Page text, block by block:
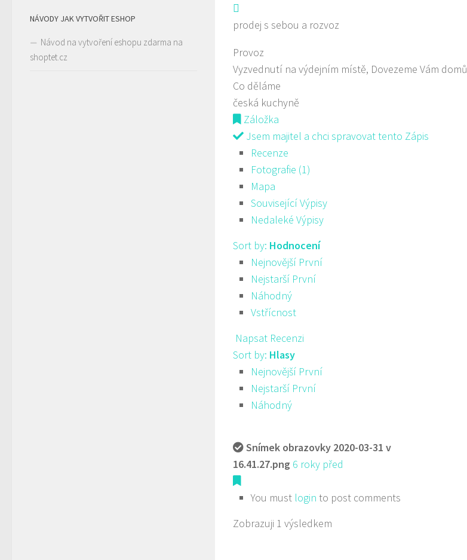
prodej s sebou a rozvoz
Provoz
Vyzvednutí na výdejním místě, Dovezeme Vám domů
Co děláme
česká kuchyně
Záložka
Jsem majitel a chci spravovat tento Zápis
Recenze
Fotografie (1)
Mapa
Související Výpisy
Nedaleké Výpisy
Sort by: Hodnocení
Nejnovější První
Nejstarší První
Náhodný
Vstřícnost
Napsat Recenzi
Sort by: Hlasy
Nejnovější První
Nejstarší První
Náhodný
Snímek obrazovky 2020-03-31 v
16.41.27.png 6 roky před
You must login to post comments
Zobrazuji 1 výsledkem
NÁVODY JAK VYTVOŘIT ESHOP
Návod na vytvoření eshopu zdarma na
shoptet.cz